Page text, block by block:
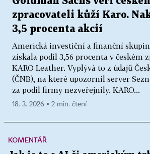
zpracovateli kůží Karo.
3,5 procenta akcií
Americká investiční a finanční
získala podíl 3,56 procenta v českém
KARO Leather. Vyplývá to z údajů
(ČNB), na které upozornil server
za podíl firmy nezveřejnily. KARO...
18. 3. 2026 ▪ 2 min. čtení
KOMENTÁŘ